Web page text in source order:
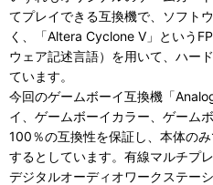
てプレイできる互換機で、ソフト
く、「Altera Cyclone V」という
ウェア記述言語）を用いて、ハー
ています。
今回のゲームボーイ互換機「
イ、ゲームボーイカラー、ゲーム
100％の互換性を保証し、本体の
するとしています。有線マルチプレ
デジタルオーディオワークステー